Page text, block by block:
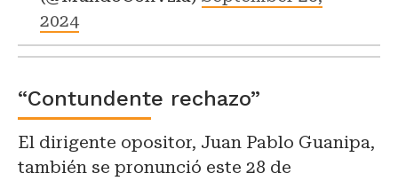
2024
“Contundente rechazo”
El dirigente opositor, Juan Pablo Guanipa,
también se pronunció este 28 de